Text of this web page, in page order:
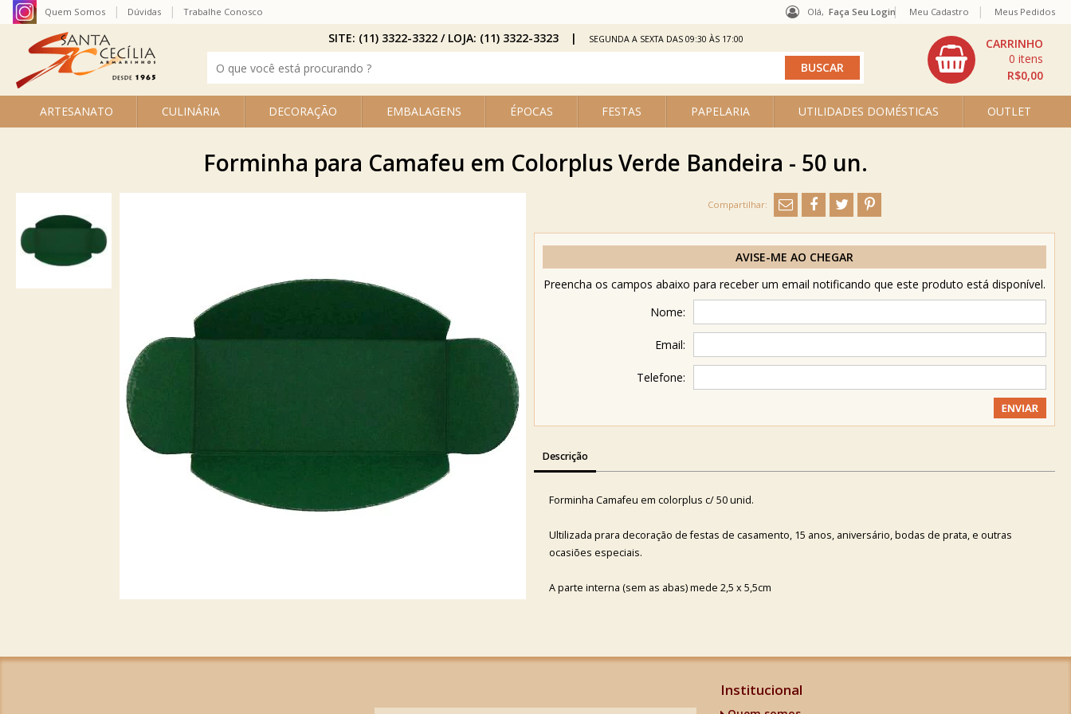
Olá, Faça Seu Login
ARTESANATO CULINÁRIA DECORAÇÃO EMBALAGENS ÉPOCAS FESTAS PAPELARIA UTILIDADES DOMÉSTICAS OUTLET
R$0,00
0
Quem Somos Dúvidas Trabalhe Conosco Meu Cadastro Meus Pedidos
SITE: (11) 3322-3322 / LOJA: (11) 3322-3323 SEGUNDA A SEXTA DAS 09:30 ÀS 17:00
Forminha para Camafeu em Colorplus Verde Bandeira - 50 un.
AVISE-ME AO CHEGAR
Preencha os campos abaixo para receber um email notificando que este produto está disponível.
Nome:
Email:
Telefone:
Descrição
Forminha Camafeu em colorplus c/ 50 unid.
Ultilizada prara decoração de festas de casamento, 15 anos, aniversário, bodas de prata, e outras
ocasiões especiais.
A parte interna (sem as abas) mede 2,5 x 5,5cm
Institucional